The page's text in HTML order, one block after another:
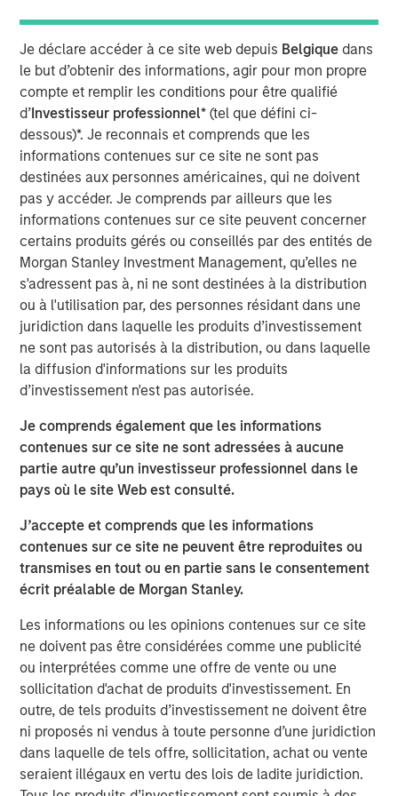
Je déclare accéder à ce site web depuis Belgique dans
le but d’obtenir des informations, agir pour mon propre
compte et remplir les conditions pour être qualifié
d’Investisseur professionnel* (tel que défini ci-
dessous)*. Je reconnais et comprends que les
informations contenues sur ce site ne sont pas
destinées aux personnes américaines, qui ne doivent
pas y accéder. Je comprends par ailleurs que les
informations contenues sur ce site peuvent concerner
certains produits gérés ou conseillés par des entités de
Morgan Stanley Investment Management, qu’elles ne
s'adressent pas à, ni ne sont destinées à la distribution
ou à l'utilisation par, des personnes résidant dans une
juridiction dans laquelle les produits d’investissement
ne sont pas autorisés à la distribution, ou dans laquelle
la diffusion d'informations sur les produits
d’investissement n'est pas autorisée.
Je comprends également que les informations
contenues sur ce site ne sont adressées à aucune
partie autre qu’un investisseur professionnel dans le
pays où le site Web est consulté.
J’accepte et comprends que les informations
contenues sur ce site ne peuvent être reproduites ou
transmises en tout ou en partie sans le consentement
écrit préalable de Morgan Stanley.
Les informations ou les opinions contenues sur ce site
ne doivent pas être considérées comme une publicité
ou interprétées comme une offre de vente ou une
sollicitation d'achat de produits d'investissement. En
outre, de tels produits d’investissement ne doivent être
ni proposés ni vendus à toute personne d’une juridiction
dans laquelle de tels offre, sollicitation, achat ou vente
seraient illégaux en vertu des lois de ladite juridiction.
switching over to organic and traditional food, Manna
Foods is excited about the partnership with Morgan
Stanley to write a true success story in Health Foods
space in India", said Isak Nazar, company promoter.
Arjun Saigal, co-head of Morgan Stanley Private Equity
Asia in India, said, "We are excited to back a fast growing
brand such as Manna which has consistently delivered
on its customer promise of natural, healthy and high
quality products. At a time when India's eating habits and
lifestyles are creating health challenges, we believe that
Manna's natural foods are well positioned to offer
appealing choices to consumers. Additionally, foods
based on home-grown grains such as millets are
regaining popularity, offering 'superfood'-type nutritional
content at an affordable cost. We look forward to driving
Manna's next phase of growth."
The proceeds will be used to fund company's expansion
in south India as well as provide part exit to existing
investors. The company had earlier raised Rs 30 crore
from early growth investors led by Fulcrum in 2015.
"Having partnered with Manna in 2015, Fulcrum has been
very happy working with the Manna team under the able
leadership of Nazar. We have always felt that Manna has
a strong brand and the same has reflected in the strong
sales growth posted by the company over the last two
help strengthen Company's positioning in the FMCG
space", said Ethan Khatri, Partner at Fulcrum.
MAPE Advisory Group acted as the sole financial advisor
for the transaction.
About Southern Health Foods